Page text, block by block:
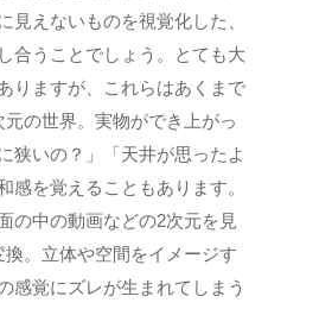
見えないものを視覚化した、
合うことでしょう。とても大
りますが、これらはあくまで
の世界。実物ができ上がっ
狭いの？」「天井が思ったよ
感を覚えることもあります。
の中の動画などの2次元を見
。立体や空間をイメージす
感覚にズレが生まれてしまう